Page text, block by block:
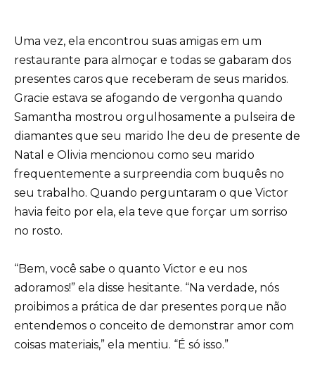
Uma vez, ela encontrou suas amigas em um
restaurante para almoçar e todas se gabaram dos
presentes caros que receberam de seus maridos.
Gracie estava se afogando de vergonha quando
Samantha mostrou orgulhosamente a pulseira de
diamantes que seu marido lhe deu de presente de
Natal e Olivia mencionou como seu marido
frequentemente a surpreendia com buquês no
seu trabalho. Quando perguntaram o que Victor
havia feito por ela, ela teve que forçar um sorriso
no rosto.
“Bem, você sabe o quanto Victor e eu nos
adoramos!” ela disse hesitante. “Na verdade, nós
proibimos a prática de dar presentes porque não
entendemos o conceito de demonstrar amor com
coisas materiais,” ela mentiu. “É só isso.”